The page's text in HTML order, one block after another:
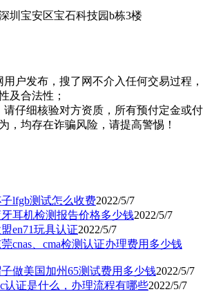
圳宝安区宝石科技园b栋3楼
户发布，搜了网不介入任何交易过程，
及合法性；
请仔细核验对方资质，所有预付定金或付
，均存在诈骗风险，请提高警惕！
lfgb测试怎么收费2022/5/7
耳机检测报告价格多少钱2022/5/7
en71玩具认证2022/5/7
cnas、cma检测认证办理费用多少钱
做美国加州65测试费用多少钱2022/5/7
认证是什么，办理流程有哪些2022/5/7